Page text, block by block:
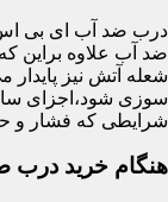
درب ضد آب ای بی اس
ضد آب علاوه براین
شعله آتش نیز
سوزی شود،اجزای
شرایطی که فشار و
هنگام خرید درب